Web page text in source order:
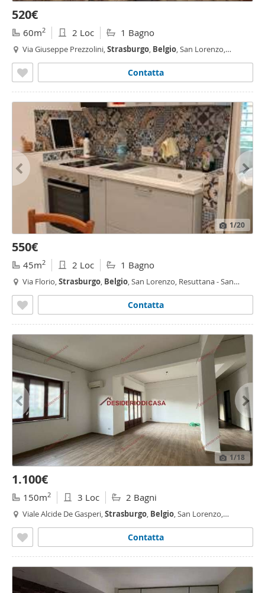
520€
60m2 2 Loc 1 Bagno
Via Giuseppe Prezzolini,Strasburgo, Belgio, San Lorenzo,
Contatta
1/20
550€
45m2 2 Loc 1 Bagno
Via Florio,Strasburgo, Belgio, San Lorenzo, Resuttana - San
Contatta
1/18
1.100€
150m2 3 Loc 2 Bagni
Viale Alcide De Gasperi,Strasburgo, Belgio, San Lorenzo,
Contatta